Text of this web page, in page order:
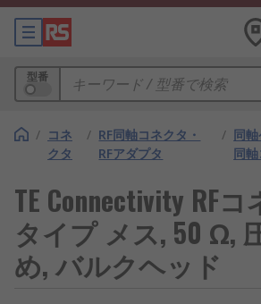
型番
/ コネ
クタ
/ RF同軸コネクタ・
RFアダプタ
/ 同
同
TE Connectivity RF
タイプ メス, 50 Ω,
め, バルクヘッド